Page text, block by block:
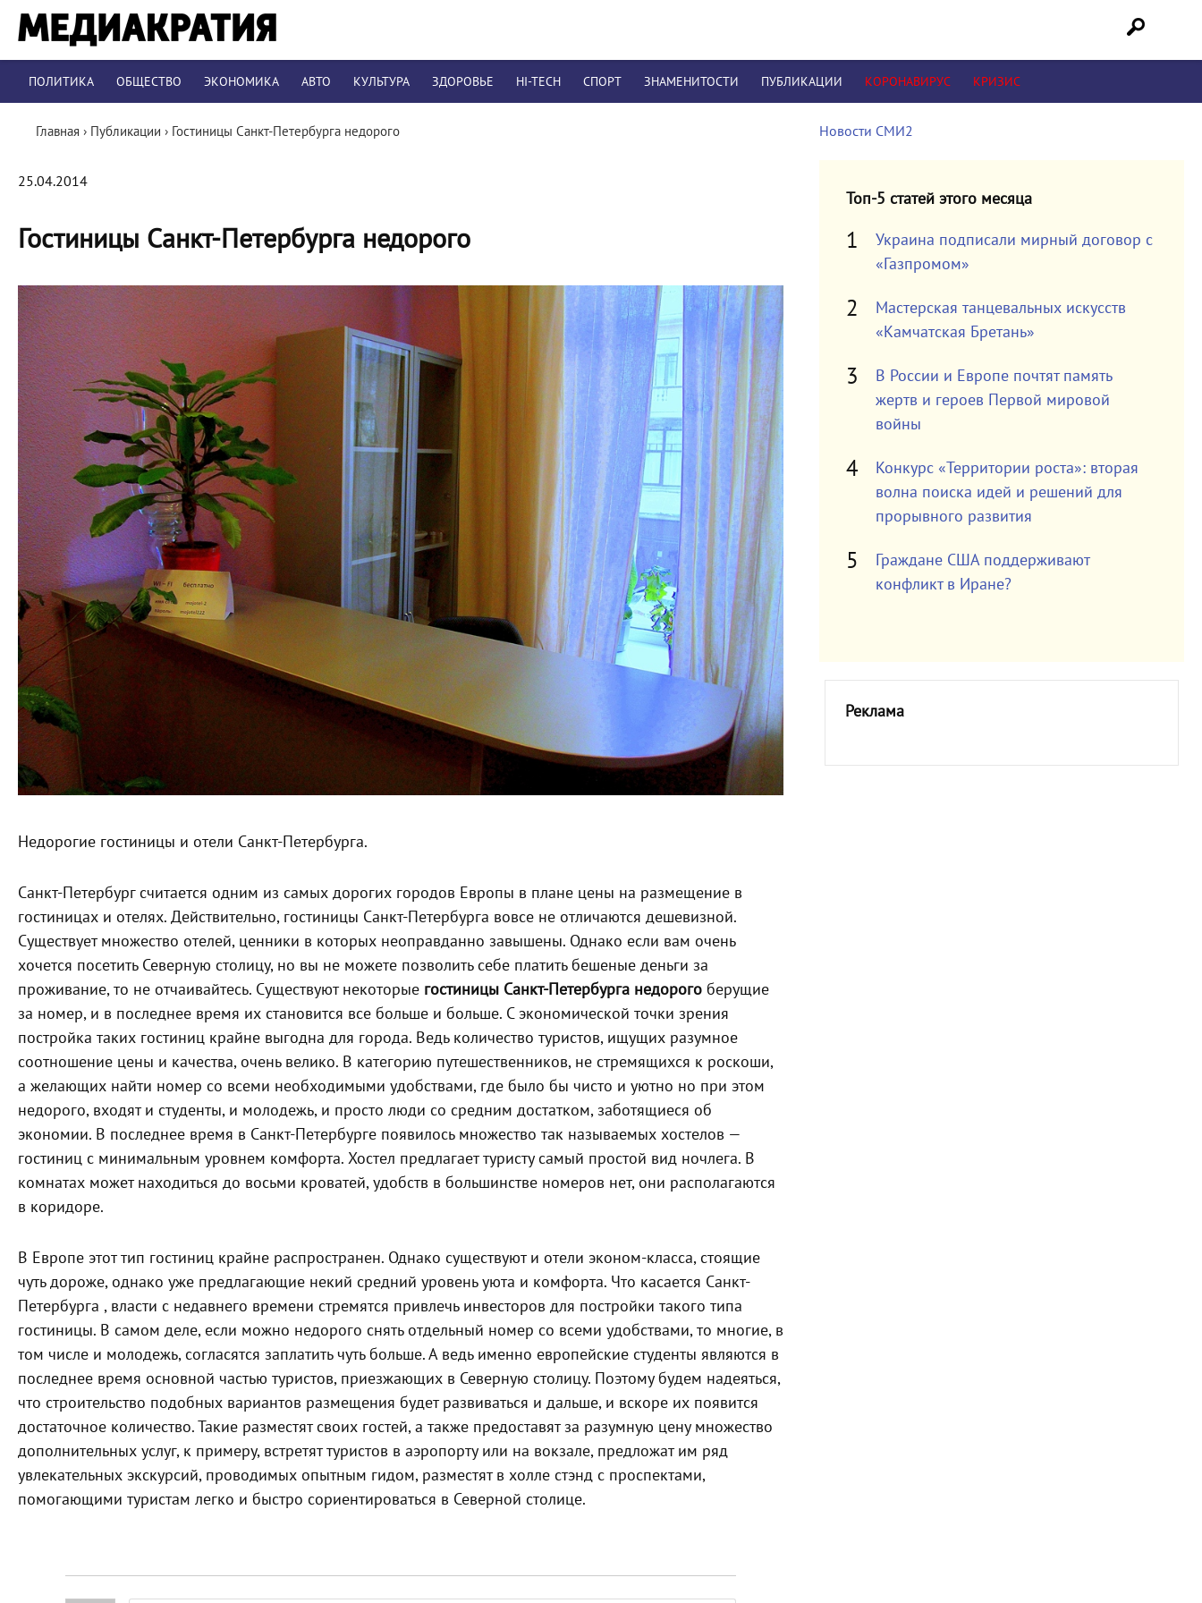
ПОЛИТИКА ОБЩЕСТВО ЭКОНОМИКА АВТО КУЛЬТУРА ЗДОРОВЬЕ HI-TECH СПОРТ ЗНАМЕНИТОСТИ ПУБЛИКАЦИИ КОРОНАВИРУС КРИЗИС
Главная › Публикации › Гостиницы Санкт-Петербурга недорого
25.04.2014
Гостиницы Санкт-Петербурга недорого
Недорогие гостиницы и отели Санкт-Петербурга.
Санкт-Петербург считается одним из самых дорогих городов Европы в плане цены на размещение в
гостиницах и отелях. Действительно, гостиницы Санкт-Петербурга вовсе не отличаются дешевизной.
Существует множество отелей, ценники в которых неоправданно завышены. Однако если вам очень
хочется посетить Северную столицу, но вы не можете позволить себе платить бешеные деньги за
проживание, то не отчаивайтесь. Существуют некоторые гостиницы Санкт-Петербурга недорого берущие
за номер, и в последнее время их становится все больше и больше. С экономической точки зрения
постройка таких гостиниц крайне выгодна для города. Ведь количество туристов, ищущих разумное
соотношение цены и качества, очень велико. В категорию путешественников, не стремящихся к роскоши,
а желающих найти номер со всеми необходимыми удобствами, где было бы чисто и уютно но при этом
недорого, входят и студенты, и молодежь, и просто люди со средним достатком, заботящиеся об
экономии. В последнее время в Санкт-Петербурге появилось множество так называемых хостелов —
гостиниц с минимальным уровнем комфорта. Хостел предлагает туристу самый простой вид ночлега. В
комнатах может находиться до восьми кроватей, удобств в большинстве номеров нет, они располагаются
в коридоре.
В Европе этот тип гостиниц крайне распространен. Однако существуют и отели эконом-класса, стоящие
чуть дороже, однако уже предлагающие некий средний уровень уюта и комфорта. Что касается Санкт-
Петербурга , власти с недавнего времени стремятся привлечь инвесторов для постройки такого типа
гостиницы. В самом деле, если можно недорого снять отдельный номер со всеми удобствами, то многие, в
том числе и молодежь, согласятся заплатить чуть больше. А ведь именно европейские студенты являются в
последнее время основной частью туристов, приезжающих в Северную столицу. Поэтому будем надеяться,
что строительство подобных вариантов размещения будет развиваться и дальше, и вскоре их появится
достаточное количество. Такие разместят своих гостей, а также предоставят за разумную цену множество
дополнительных услуг, к примеру, встретят туристов в аэропорту или на вокзале, предложат им ряд
увлекательных экскурсий, проводимых опытным гидом, разместят в холле стэнд с проспектами,
помогающими туристам легко и быстро сориентироваться в Северной столице.
Новости СМИ2
Топ-5 статей этого месяца
Украина подписали мирный договор с
«Газпромом»
Мастерская танцевальных искусств
«Камчатская Бретань»
В России и Европе почтят память
жертв и героев Первой мировой
войны
Конкурс «Территории роста»: вторая
волна поиска идей и решений для
прорывного развития
Граждане США поддерживают
конфликт в Иране?
Реклама